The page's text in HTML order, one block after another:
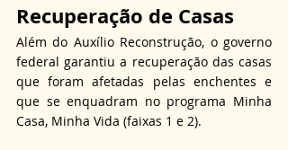
Recuperação de Casas
Além do Auxílio Reconstrução, o governo
federal garantiu a recuperação das casas
que foram afetadas pelas enchentes e
que se enquadram no programa Minha
Casa, Minha Vida (faixas 1 e 2).